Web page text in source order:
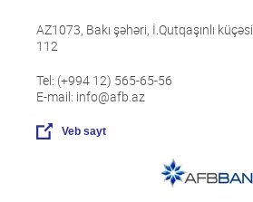
AZ1073, Bakı şəhəri, İ.Qutqaşınlı küçəsi,
112
Tel: (+994 12) 565-65-56
E-mail: info@afb.az
Veb sayt